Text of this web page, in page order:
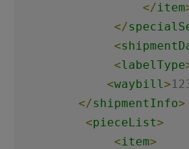
</item
</
<
<labelType
<waybill>
</shipmentInfo>
<pieceList>
<item>